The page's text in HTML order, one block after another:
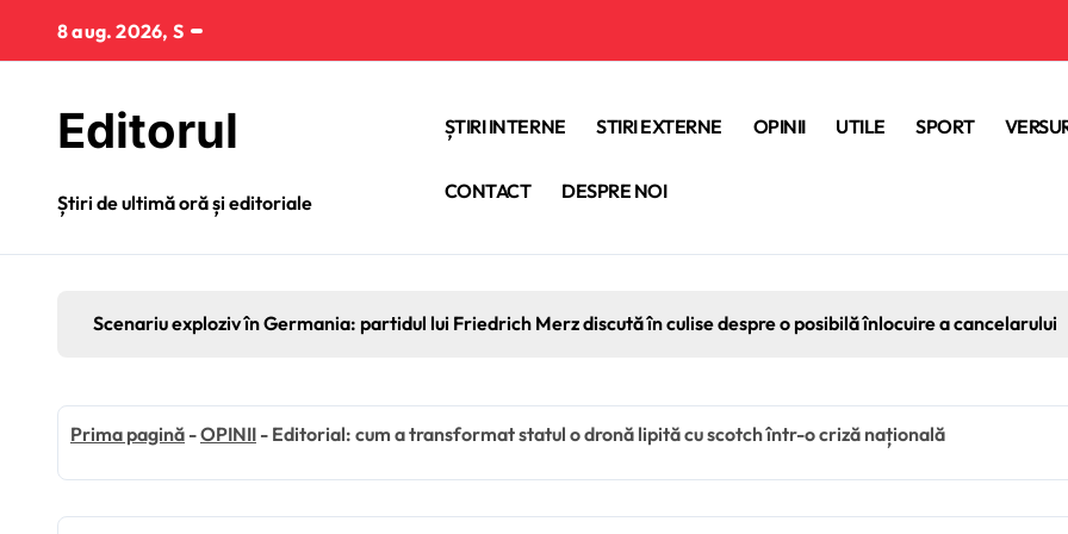
conținut
8 aug. 2026, S
Editorul
Știri de ultimă oră și editoriale
ȘTIRI INTERNE STIRI EXTERNE OPINII UTILE SPORT
CONTACT DESPRE NOI
Scenariu exploziv în Germania: partidul lui Friedrich Merz discută în culise despre o posibilă înlocuire a cancelarului
Prima pagină -OPINII - Editorial: cum a transformat statul o dronă lipită cu scotch într-o criză națională